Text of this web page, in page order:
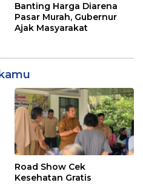
Banting Harga Diarena
Pasar Murah, Gubernur
Ajak Masyarakat
Road Show Cek
Kesehatan Gratis